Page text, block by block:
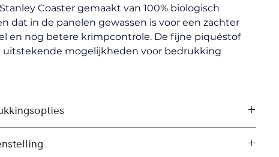
Coaster gemaakt van 100% biologisch
dat in de panelen gewassen is voor een zachter
en nog betere krimpcontrole. De fijne piquéstof
uitstekende mogelijkheden voor bedrukking
transfers (DTF)